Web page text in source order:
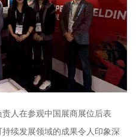
人在参观中国展商展位后表
续发展领域的成果令人印象深